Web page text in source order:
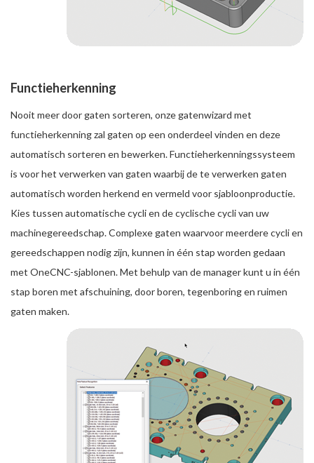
Functieherkenning
Nooit meer door gaten sorteren, onze gatenwizard met
functieherkenning zal gaten op een onderdeel vinden en deze
automatisch sorteren en bewerken. Functieherkenningssysteem
is voor het verwerken van gaten waarbij de te verwerken gaten
automatisch worden herkend en vermeld voor sjabloonproductie.
Kies tussen automatische cycli en de cyclische cycli van uw
machinegereedschap. Complexe gaten waarvoor meerdere cycli en
gereedschappen nodig zijn, kunnen in één stap worden gedaan
met OneCNC-sjablonen. Met behulp van de manager kunt u in één
stap boren met afschuining, door boren, tegenboring en ruimen
gaten maken.